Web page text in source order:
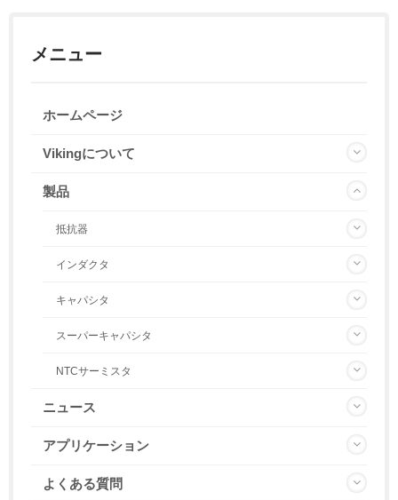
メニュー
ホームページ
Vikingについて
製品
抵抗器
インダクタ
キャパシタ
スーパーキャパシタ
NTCサーミスタ
ニュース
アプリケーション
よくある質問